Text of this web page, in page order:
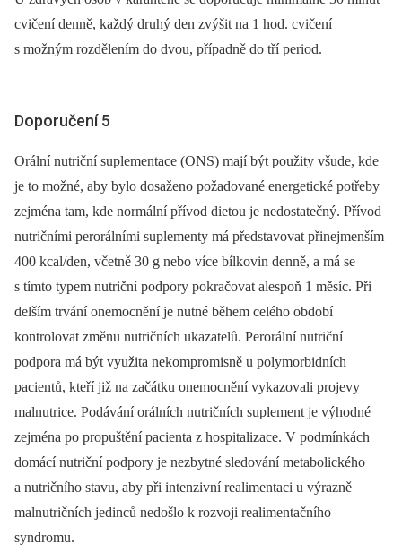
cvičení denně, každý druhý den zvýšit na 1 hod. cvičení
s možným rozdělením do dvou, případně do tří period.
Doporučení 5
Orální nutriční suplementace (ONS) mají být použity všude, kde
je to možné, aby bylo dosaženo požadované energetické potřeby
zejména tam, kde normální přívod dietou je nedostatečný. Přívod
nutričními perorálními suplementy má představovat přinejmenším
400 kcal/den, včetně 30 g nebo více bílkovin denně, a má se
s tímto typem nutriční podpory pokračovat alespoň 1 měsíc. Při
delším trvání onemocnění je nutné během celého období
kontrolovat změnu nutričních ukazatelů. Perorální nutriční
podpora má být využita nekompromisně u polymorbidních
pacientů, kteří již na začátku onemocnění vykazovali projevy
malnutrice. Podávání orálních nutričních suplement je výhodné
zejména po propuštění pacienta z hospitalizace. V podmínkách
domácí nutriční podpory je nezbytné sledování metabolického
a nutričního stavu, aby při intenzivní realimentaci u výrazně
malnutričních jedinců nedošlo k rozvoji realimentačního
syndromu.